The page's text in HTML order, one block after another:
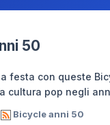
50
festa con queste
cultura pop negli
Bicycle anni 50